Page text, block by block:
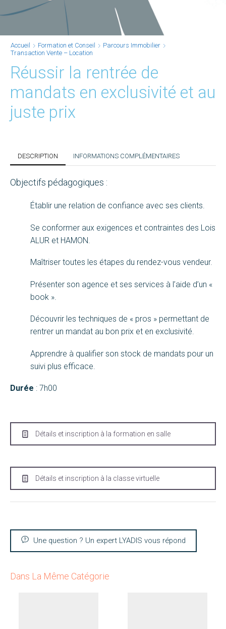
Accueil Formation et Conseil
Parcours Immobilier
Transaction Vente – Location
Réussir la rentrée de
mandats en exclusivité et au
juste prix
DESCRIPTION INFORMATIONS COMPLÉMENTAIRES
Objectifs pédagogiques :
Établir une relation de confiance avec ses clients.
Se conformer aux exigences et contraintes des Lois
ALUR et HAMON.
Maîtriser toutes les étapes du rendez-vous vendeur.
Présenter son agence et ses services à l’aide d’un «
book ».
Découvrir les techniques de « pros » permettant de
rentrer un mandat au bon prix et en exclusivité.
Apprendre à qualifier son stock de mandats pour un
suivi plus efficace.
Durée : 7h00
Détails et inscription à la formation en salle
Détails et inscription à la classe virtuelle
Une question ? Un expert LYADIS vous répond
Dans La Même Catégorie